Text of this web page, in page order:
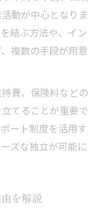
カギとなる理
計画とリスク
アップを実現
計の基本と工夫
ップを両立する
動が中心となりま
結ぶ方法や、イン
複数の手段が用意
費、保険料などの
てることが重要で
ート制度を活用す
ズな独立が可能に
を解説